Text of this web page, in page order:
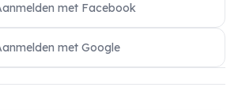
met Facebook
met Google